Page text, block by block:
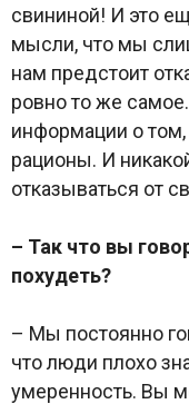
свининой! И это
мысли, что мы
нам предстоит
ровно то же
информации о
рационы. И
отказываться от
– Так что вы
похудеть?
– Мы постоянно
что люди плохо
умеренность. Вы